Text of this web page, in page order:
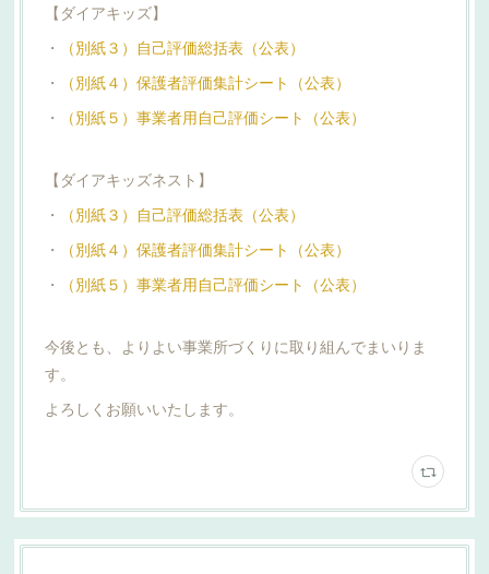
【ダイアキッズ】
・
（別紙３）自己評価総括表（公表）
・
（別紙４）保護者評価集計シート（公表）
・
（別紙５）事業者用自己評価シート（公表）
【ダイアキッズネスト】
・
（別紙３）自己評価総括表（公表）
・
（別紙４）保護者評価集計シート（公表）
・
（別紙５）事業者用自己評価シート（公表）
今後とも、よりよい事業所づくりに取り組んでまいりま
す。
よろしくお願いいたします。